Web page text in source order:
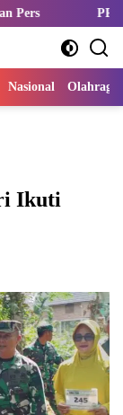
PPSPI Kukuhkan
Nasional Olahraga
Ikuti